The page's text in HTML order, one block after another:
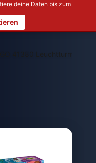
deine Daten bis zum
41380 Leuchtturm mit